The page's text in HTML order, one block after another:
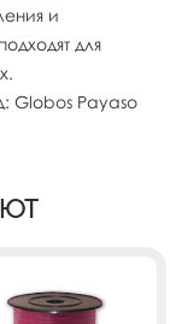
и
для
Globos Payaso